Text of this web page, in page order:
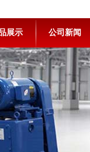
展示 公司新闻